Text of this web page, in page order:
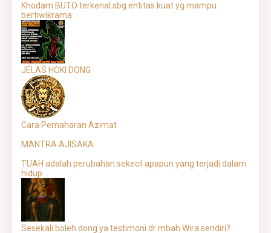
Khodam BUTO terkenal sbg entitas kuat yg mampu
bertiwikrama
JELAS HOKI DONG
Cara Pemaharan Azimat
MANTRA AJISAKA
TUAH adalah perubahan sekecil apapun yang terjadi dalam
hidup
Sesekali boleh dong ya testimoni dr mbah Wira sendiri?